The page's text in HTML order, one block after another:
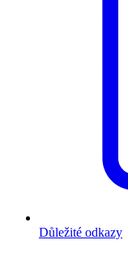
Důležité odkazy